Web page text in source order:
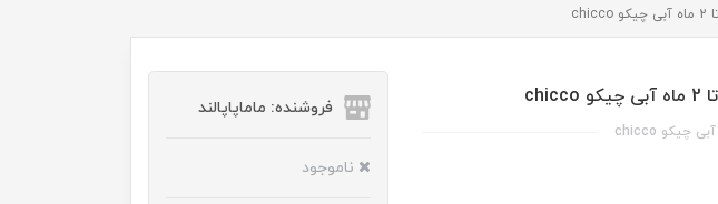
فروشنده: ماماپاپالند
ناموجود